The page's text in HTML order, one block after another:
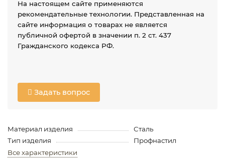
На настоящем сайте применяются
рекомендательные технологии. Представленная на
сайте информация о товарах не является
публичной офертой в значении п. 2 ст. 437
Гражданского кодекса РФ.
Задать вопрос
Материал изделия
Сталь
Тип изделия
Профнастил
Все характеристики